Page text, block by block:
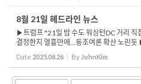
8월 21일 헤드라인 뉴스
▶트럼프 "21일 밤 수도 워싱턴DC 거리
결정한지 열흘만에…동조여론 확산 노린
체포·차량 25대 견인 ▶사우스 레이크 타
...
Date 2025.08.26 By JohnKim